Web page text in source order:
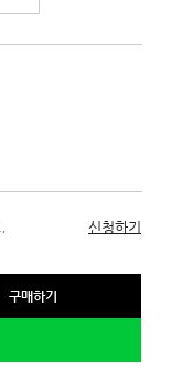
신청하기
구매하기